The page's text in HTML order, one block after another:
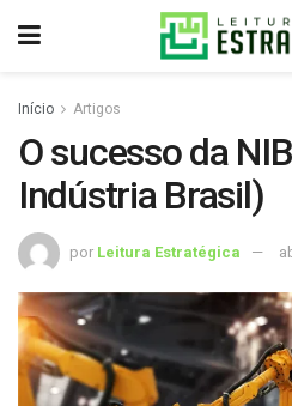
Início Artigos
O sucesso da
Indústria Brasil)
por Leitura Estratégica